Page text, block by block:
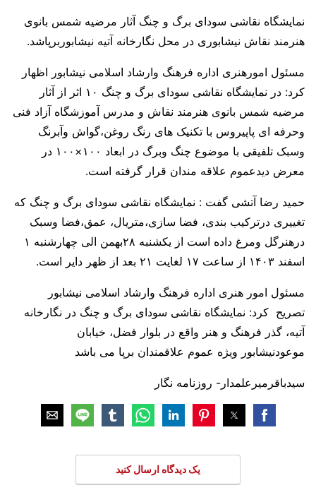
نمایشگاه نقاشی سودای برگ و چنگ آثار مرضیه شمس بانوی
هنرمند نقاش نیشابوری در محل نگارخانه آتیه نیشابوربرپاشد.
مسئول امورهنری اداره فرهنگ وارشاد اسلامی نیشابور اظهار
کرد: در نمایشگاه نقاشی سودای برگ و چنگ ۱۰ اثر از آثار
مرضیه شمس بانوی هنرمند نقاش و مدرس آموزشگاه آزاد فنی
وحرفه ای پاپیروس با تکنیک های رنگ روغن،گواش وآبرنگ
وسبک تلفیقی با موضوع چنگ وبرگ در ابعاد ۱۰۰×۱۰۰ در
معرض دیدعموم علاقه مندان قرار گرفته است.
حمید رضا آتشی گفت : نمایشگاه نقاشی سودای برگ و چنگ که
تغییری درترکیب بندی، فضا سازی،متریال، عمق،فضا وسبک
درهنرگل ومرغ داده است از یکشنبه ۲۸بهمن الی چهارشنبه ۱
اسفند ۱۴۰۳ از ساعت ۱۷ لغایت ۲۱ بعد از ظهر دایر است.
مسئول امور هنری اداره فرهنگ وارشاد اسلامی نیشابور
تصریح کرد: نمایشگاه نقاشی سودای برگ و چنگ در نگارخانه
آتیه، گذر فرهنگ و هنر واقع در بلوار فضل، خیابان
موعودنیشابور ویژه عموم علاقمندان برپا می باشد
سیدباقرمیرعلمدار- روزنامه نگار
یک دیدگاه ارسال کنید